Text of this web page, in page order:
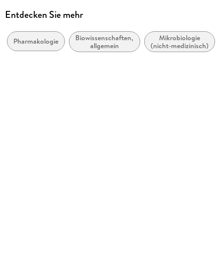
Kopierschutz
Produktart
EBOOK
Entdecken Sie mehr
Pharmakologie
Biowissenschaften,
allgemein
Mikrobiologie
(nicht-medizinisch)